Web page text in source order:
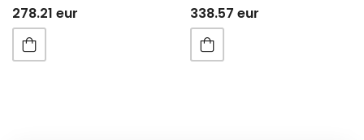
278.21 eur 338.57 eur